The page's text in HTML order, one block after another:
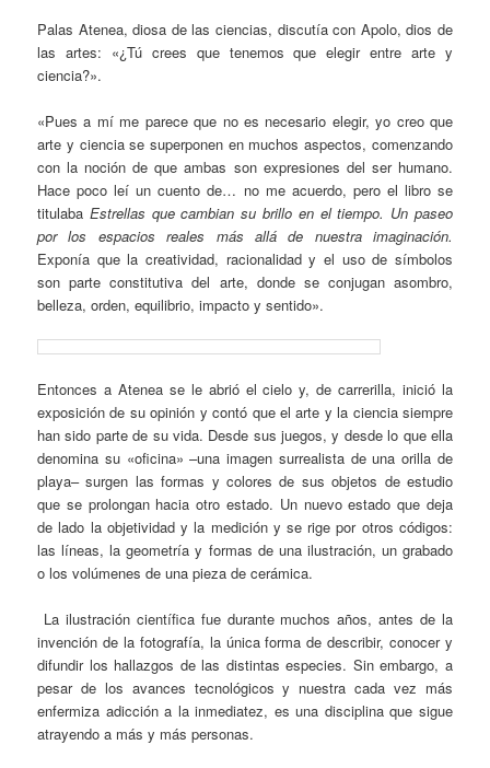
Palas Atenea, diosa de las ciencias, discutía con Apolo, dios de
las artes: «¿Tú crees que tenemos que elegir entre arte y
ciencia?».
«Pues a mí me parece que no es necesario elegir, yo creo que
arte y ciencia se superponen en muchos aspectos, comenzando
con la noción de que ambas son expresiones del ser humano.
Hace poco leí un cuento de… no me acuerdo, pero el libro se
titulaba Estrellas que cambian su brillo en el tiempo. Un paseo
por los espacios reales más allá de nuestra imaginación.
Exponía que la creatividad, racionalidad y el uso de símbolos
son parte constitutiva del arte, donde se conjugan asombro,
belleza, orden, equilibrio, impacto y sentido».
Entonces a Atenea se le abrió el cielo y, de carrerilla, inició la
exposición de su opinión y contó que el arte y la ciencia siempre
han sido parte de su vida. Desde sus juegos, y desde lo que ella
denomina su «oficina» –una imagen surrealista de una orilla de
playa– surgen las formas y colores de sus objetos de estudio
que se prolongan hacia otro estado. Un nuevo estado que deja
de lado la objetividad y la medición y se rige por otros códigos:
las líneas, la geometría y formas de una ilustración, un grabado
o los volúmenes de una pieza de cerámica.
La ilustración científica fue durante muchos años, antes de la
invención de la fotografía, la única forma de describir, conocer y
difundir los hallazgos de las distintas especies. Sin embargo, a
pesar de los avances tecnológicos y nuestra cada vez más
enfermiza adicción a la inmediatez, es una disciplina que sigue
atrayendo a más y más personas.